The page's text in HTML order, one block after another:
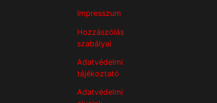
Impresszum
Hozzászólás
szabályai
Adatvédelmi
tájékoztató
Adatvédelmi